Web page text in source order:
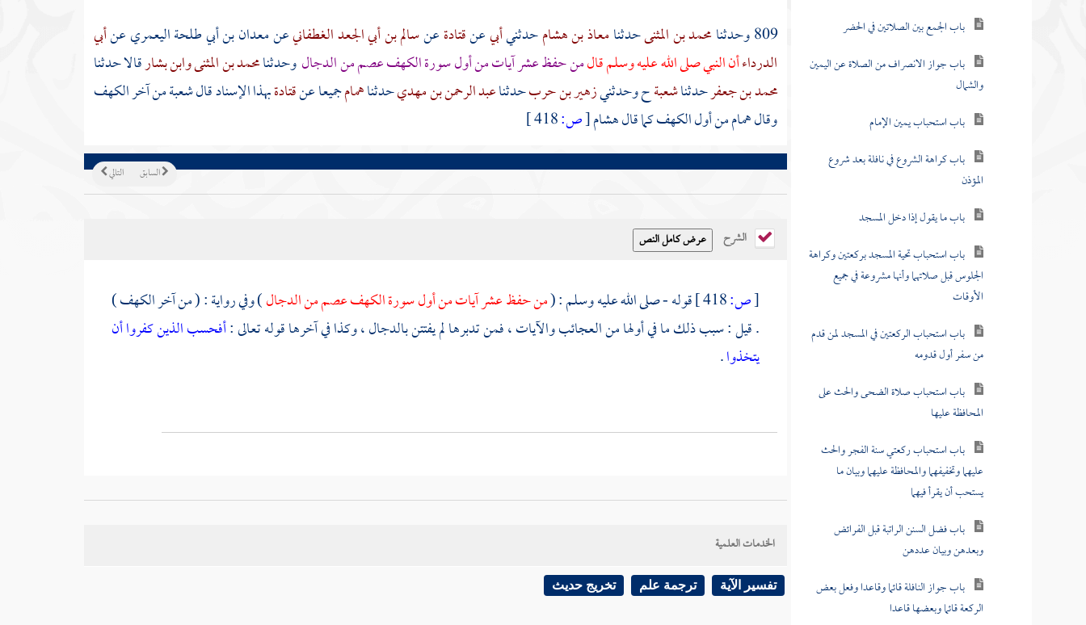
باب الجمع بين الصلاتين في الحضر
باب جواز الانصراف من الصلاة عن اليمين
والشمال
باب استحباب يمين الإمام
باب كراهة الشروع في نافلة بعد شروع
المؤذن
باب ما يقول إذا دخل المسجد
باب استحباب تحية المسجد بركعتين وكراهة
الجلوس قبل صلاتهما وأنها مشروعة في جميع
الأوقات
باب استحباب الركعتين في المسجد لمن قدم
من سفر أول قدومه
باب استحباب صلاة الضحى والحث على
المحافظة عليها
باب استحباب ركعتي سنة الفجر والحث
عليهما وتخفيفهما والمحافظة عليهما وبيان ما
يستحب أن يقرأ فيهما
باب فضل السنن الراتبة قبل الفرائض
وبعدهن وبيان عددهن
باب جواز النافلة قائما وقاعدا وفعل بعض
الركعة قائما وبعضها قاعدا
809 وحدثنا
محمد بن المثنىحدثنامعاذ بن هشامحدثنيأبيعنقتادةعنسالم بن أبي الجعد الغطفانيعنمعدان بن أبي طلحة اليعمريعنأبي
الدرداءأن النبي صلى الله عليه وسلم قالمن حفظ عشر آيات من أول سورة الكهف عصم منالدجالوحدثنامحمد بن المثنىوابن بشارقالا حدثنا
محمد بن جعفرحدثناشعبةح وحدثنيزهير بن حربحدثناعبد الرحمن بن مهديحدثناهمامجميعا عنقتادةبهذا الإسناد قالشعبةمن آخر الكهف
وقالهماممن أول الكهف كما قالهشام[ص:
التالي السابق
الشرح
[ص: قوله - صلى الله عليه وسلم : (من حفظ عشر آيات من أول سورة الكهف عصم من الدجال) وفي رواية : ( من آخر الكهف )
. قيل : سبب ذلك ما في أولها من العجائب والآيات ، فمن تدبرها لم يفتتن بالدجال ، وكذا في آخرها قوله تعالى :أفحسب الذين كفروا أن
يتخذوا.
الخدمات العلمية
تفسير الآية ترجمة علم تخريج حديث